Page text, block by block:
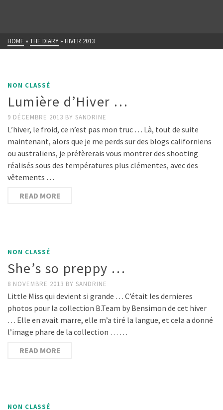
HOME » THE DIARY » HIVER 2013
NON CLASSÉ
Lumière d’Hiver …
9 DÉCEMBRE 2013 BY SANDRINE
L’hiver, le froid, ce n’est pas mon truc … Là, tout de suite
maintenant, alors que je me perds sur des blogs californiens
ou australiens, je préfèrerais vous montrer des shooting
réalisés sous des températures plus clémentes, avec des
vêtements …
READ MORE
NON CLASSÉ
She’s so preppy …
8 NOVEMBRE 2013 BY SANDRINE
Little Miss qui devient si grande … C’était les dernieres
photos pour la collection B.Team by Bensimon de cet hiver
… Elle en avait marre, elle m’a tiré la langue, et cela a donné
l’image phare de la collection … …
READ MORE
NON CLASSÉ